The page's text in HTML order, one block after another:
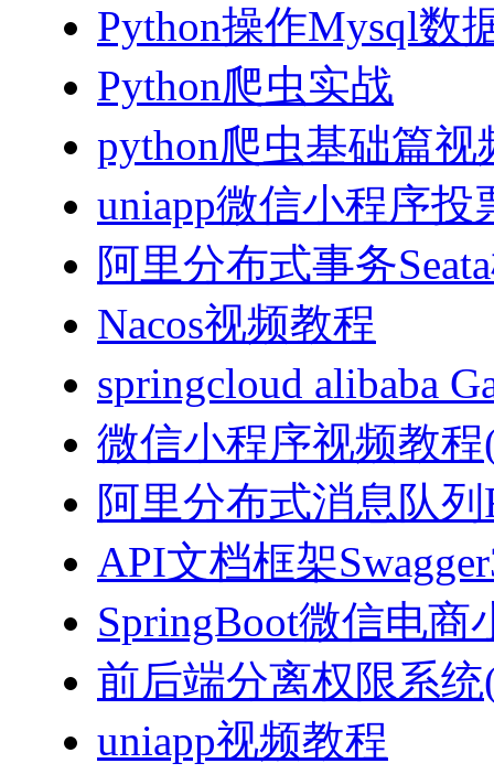
Python操作Mysql数
Python爬虫实战
python爬虫基础篇视
uniapp微信小程序投
阿里分布式事务
Nacos视频教程
springcloud alibaba
微信小程序视频教程
阿里分布式消息队
API文档框架
SpringBoot微信电商
前后端分离权限系统
uniapp视频教程